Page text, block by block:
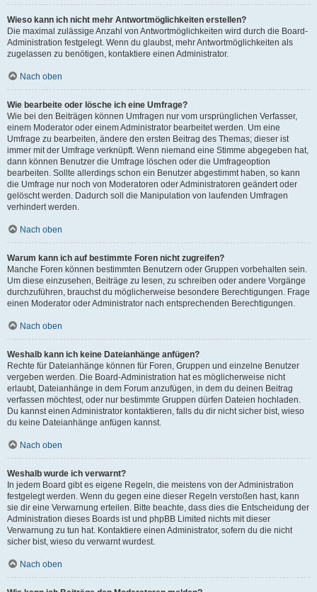
Wieso kann ich nicht mehr Antwortmöglichkeiten erstellen?
Die maximal zulässige Anzahl von Antwortmöglichkeiten wird durch die Board-
Administration festgelegt. Wenn du glaubst, mehr Antwortmöglichkeiten als
zugelassen zu benötigen, kontaktiere einen Administrator.
Nach oben
Wie bearbeite oder lösche ich eine Umfrage?
Wie bei den Beiträgen können Umfragen nur vom ursprünglichen Verfasser,
einem Moderator oder einem Administrator bearbeitet werden. Um eine
Umfrage zu bearbeiten, ändere den ersten Beitrag des Themas; dieser ist
immer mit der Umfrage verknüpft. Wenn niemand eine Stimme abgegeben hat,
dann können Benutzer die Umfrage löschen oder die Umfrageoption
bearbeiten. Sollte allerdings schon ein Benutzer abgestimmt haben, so kann
die Umfrage nur noch von Moderatoren oder Administratoren geändert oder
gelöscht werden. Dadurch soll die Manipulation von laufenden Umfragen
verhindert werden.
Nach oben
Warum kann ich auf bestimmte Foren nicht zugreifen?
Manche Foren können bestimmten Benutzern oder Gruppen vorbehalten sein.
Um diese einzusehen, Beiträge zu lesen, zu schreiben oder andere Vorgänge
durchzuführen, brauchst du möglicherweise besondere Berechtigungen. Frage
einen Moderator oder Administrator nach entsprechenden Berechtigungen.
Nach oben
Weshalb kann ich keine Dateianhänge anfügen?
Rechte für Dateianhänge können für Foren, Gruppen und einzelne Benutzer
vergeben werden. Die Board-Administration hat es möglicherweise nicht
erlaubt, Dateianhänge in dem Forum anzufügen, in dem du deinen Beitrag
verfassen möchtest, oder nur bestimmte Gruppen dürfen Dateien hochladen.
Du kannst einen Administrator kontaktieren, falls du dir nicht sicher bist, wieso
du keine Dateianhänge anfügen kannst.
Nach oben
Weshalb wurde ich verwarnt?
In jedem Board gibt es eigene Regeln, die meistens von der Administration
festgelegt werden. Wenn du gegen eine dieser Regeln verstoßen hast, kann
sie dir eine Verwarnung erteilen. Bitte beachte, dass dies die Entscheidung der
Administration dieses Boards ist und phpBB Limited nichts mit dieser
Verwarnung zu tun hat. Kontaktiere einen Administrator, sofern du die nicht
sicher bist, wieso du verwarnt wurdest.
Nach oben